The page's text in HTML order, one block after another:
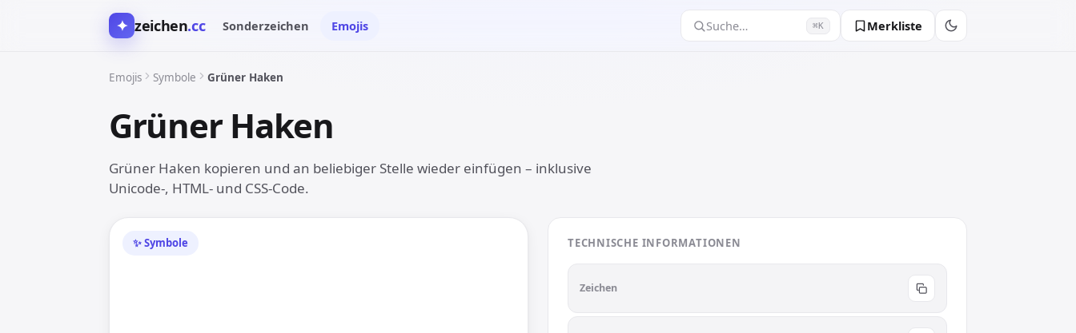
✦ zeichen.cc Sonderzeichen Emojis Suche… ⌘K Merkliste
Emojis Symbole Grüner Haken
Grüner Haken
Grüner Haken kopieren und an beliebiger Stelle wieder einfügen – inklusive
Unicode-, HTML- und CSS-Code.
✨ Symbole TECHNISCHE INFORMATIONEN
Zeichen